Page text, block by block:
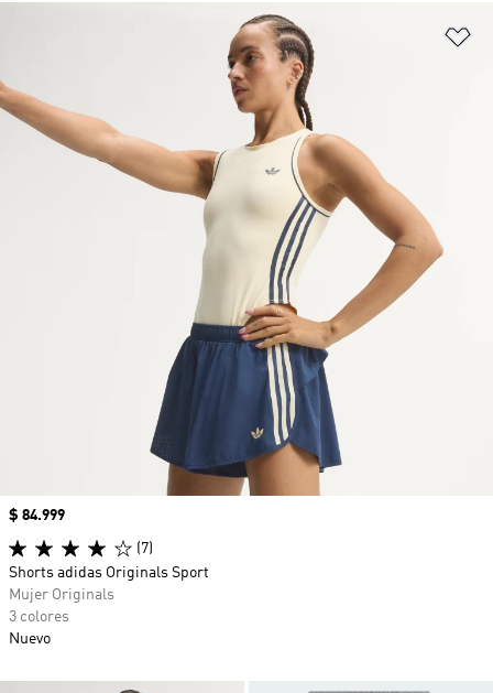
Precio
$ 84.999
(7)
Shorts adidas Originals Sport
Mujer Originals
3 colores
Nuevo